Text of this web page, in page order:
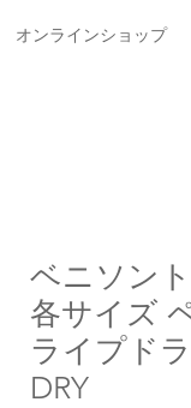
オンラインショップ
ベニソン
各サイズ
ライプド
DRY